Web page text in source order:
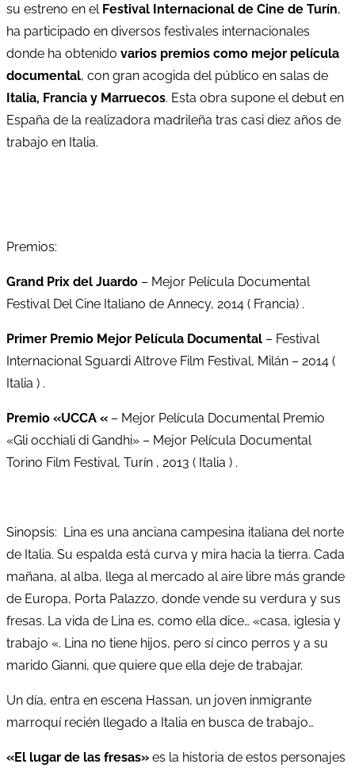
su estreno en el Festival Internacional de Cine de Turín,
ha participado en diversos festivales internacionales
donde ha obtenido varios premios como mejor película
documental, con gran acogida del público en salas de
Italia, Francia y Marruecos. Esta obra supone el debut en
España de la realizadora madrileña tras casi diez años de
trabajo en Italia.
Premios:
Grand Prix del Juardo – Mejor Película Documental
Festival Del Cine Italiano de Annecy, 2014 ( Francia) .
Primer Premio Mejor Película Documental – Festival
Internacional Sguardi Altrove Film Festival, Milán – 2014 (
Italia ) .
Premio «UCCA « – Mejor Película Documental Premio
«Gli occhiali di Gandhi» – Mejor Película Documental
Torino Film Festival, Turín , 2013 ( Italia ) .
Sinopsis: Lina es una anciana campesina italiana del norte
de Italia. Su espalda está curva y mira hacia la tierra. Cada
mañana, al alba, llega al mercado al aire libre más grande
de Europa, Porta Palazzo, donde vende su verdura y sus
fresas. La vida de Lina es, como ella dice… «casa, iglesia y
trabajo «. Lina no tiene hijos, pero sí cinco perros y a su
marido Gianni, que quiere que ella deje de trabajar.
Un día, entra en escena Hassan, un joven inmigrante
marroquí recién llegado a Italia en busca de trabajo…
«El lugar de las fresas» es la historia de estos personajes